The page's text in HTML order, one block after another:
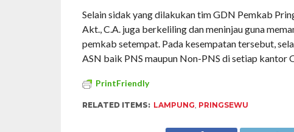
Selain sidak yang dilakukan tim GDN Pemkab
Akt., C.A. juga berkeliling dan meninjau guna
pemkab setempat. Pada kesempatan tersebut,
ASN baik PNS maupun Non-PNS di setiap kantor
PrintFriendly
RELATED ITEMS: LAMPUNG, PRINGSEWU